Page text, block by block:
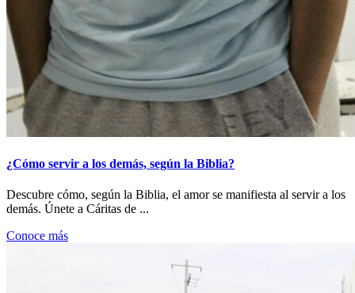
¿Cómo servir a los demás, según la Biblia?
Descubre cómo, según la Biblia, el amor se manifiesta al servir a los
demás. Únete a Cáritas de ...
Conoce más